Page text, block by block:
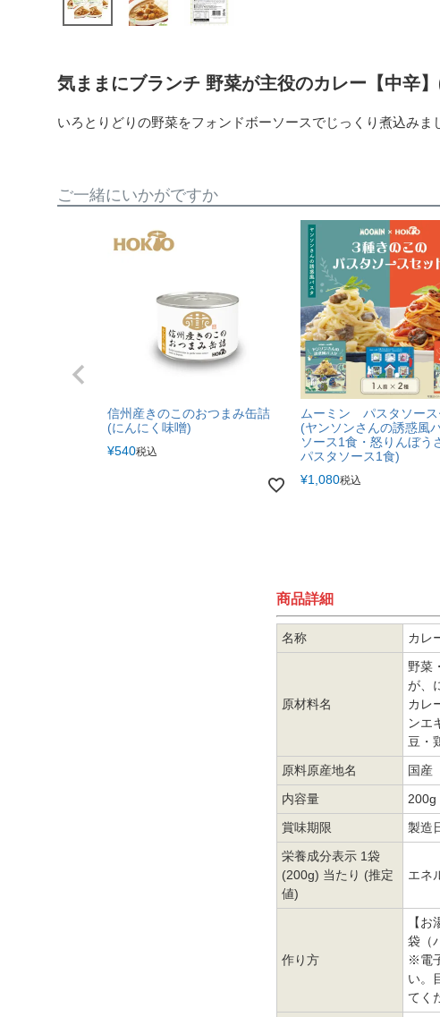
気ままにブランチ 野菜が主役のカレー【中辛
いろとりどりの野菜をフォンドボーソースでじっくり煮込みま
ご一緒にいかがですか
信州産きのこのおつまみ缶詰
(にんにく味噌)
¥540税込
ムーミン パスタソース
(ヤンソンさんの誘惑風
ソース1食・怒りんぼう
パスタソース1食)
¥1,080税込
商品詳細
名称 カレ
原材料名
野菜
が、
カレ
ンエ
豆・
原料原産地名
国産
内容量
200g
賞味期限
製造
栄養成分表示 1袋
(200g) 当たり (推定
値)
エネ
作り方
【お
袋（
※電
い。
てく